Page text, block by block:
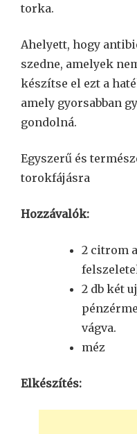
torka.
Ahelyett, hogy
szedne, amelyek
készítse el ezt a
amely gyorsabban
gondolná.
Egyszerű és
torokfájásra
Hozzávalók:
2 citrom
2 db két
vágva.
méz
Elkészítés: